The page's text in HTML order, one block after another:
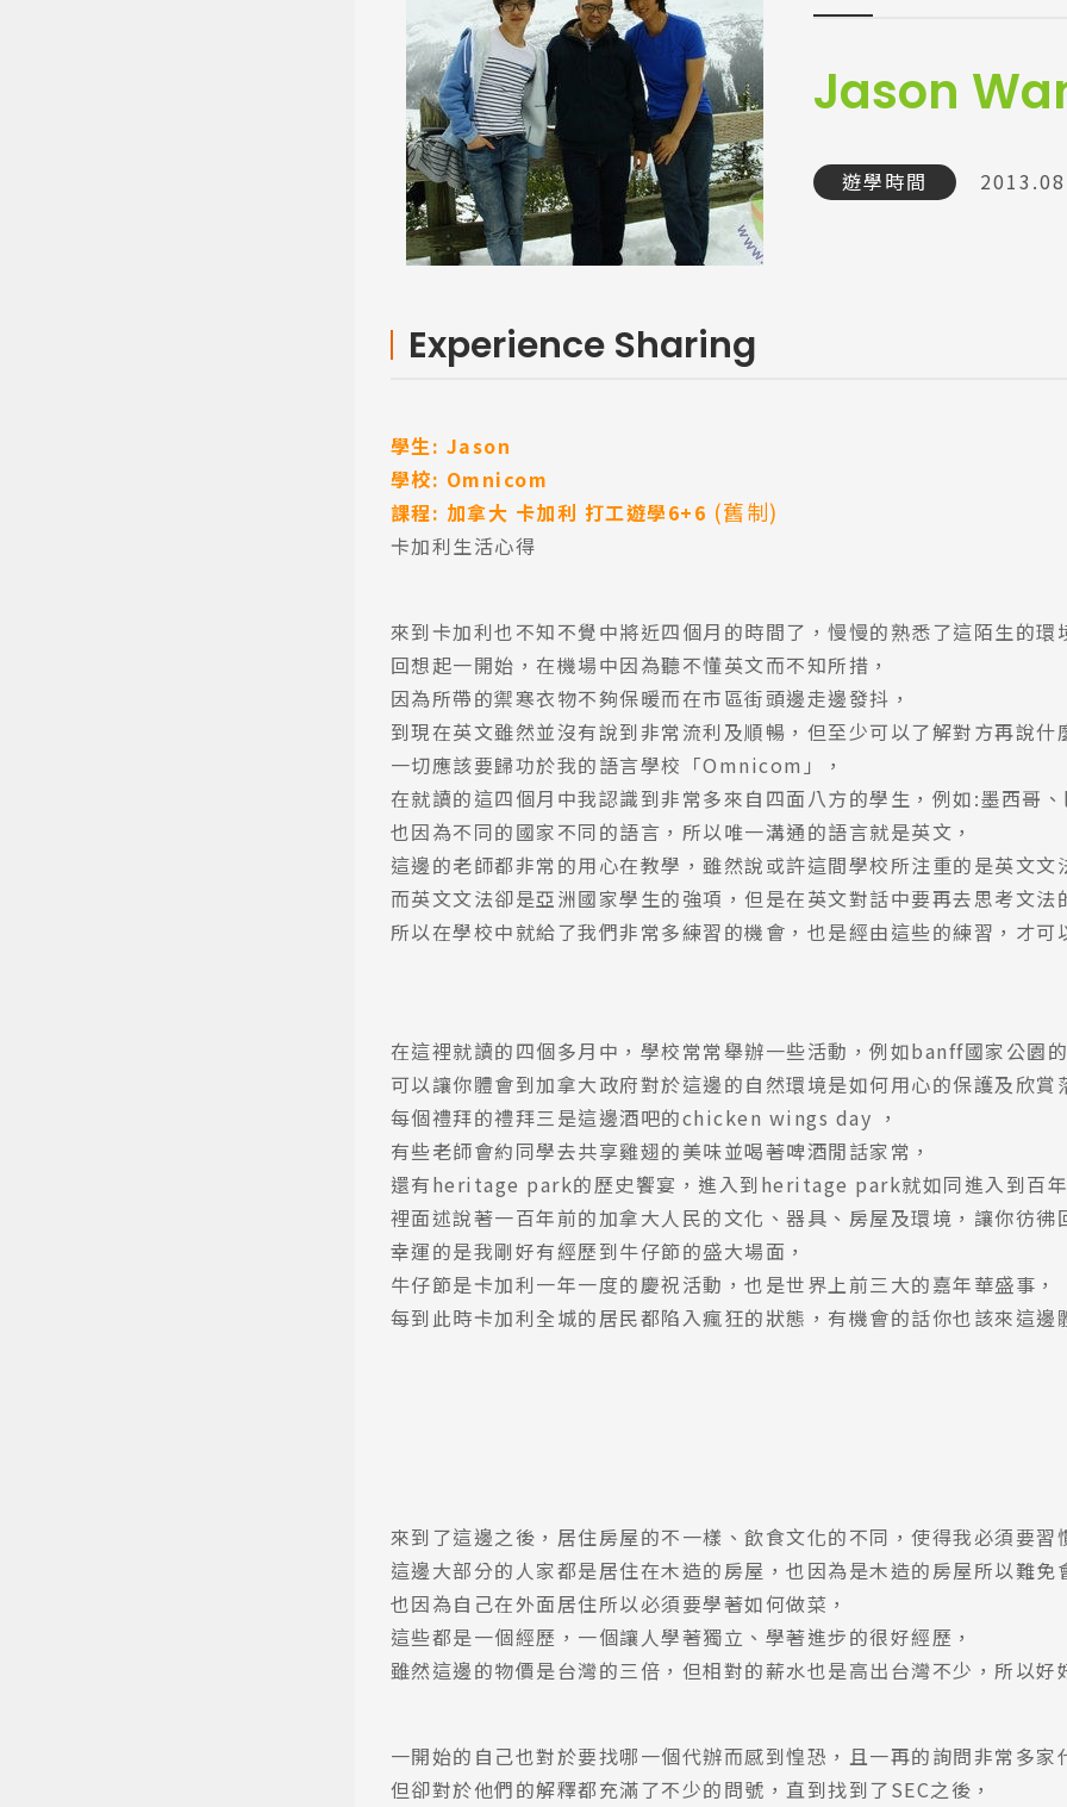
Jason
遊學時間 2013.08
Experience Sharing
學生: Jason
學校: Omnicom
課程: 加拿大 卡加利 打工遊學6+6 (舊制)
卡加利生活心得
來到卡加利也不知不覺中將近四個月的時間了，慢慢的熟悉了這陌生的環
回想起一開始，在機場中因為聽不懂英文而不知所措，
因為所帶的禦寒衣物不夠保暖而在市區街頭邊走邊發抖，
到現在英文雖然並沒有說到非常流利及順暢，但至少可以了解對方再說
一切應該要歸功於我的語言學校「Omnicom」，
在就讀的這四個月中我認識到非常多來自四面八方的學生，例如:墨西哥
也因為不同的國家不同的語言，所以唯一溝通的語言就是英文，
這邊的老師都非常的用心在教學，雖然說或許這間學校所注重的是英文文
而英文文法卻是亞洲國家學生的強項，但是在英文對話中要再去思考文
所以在學校中就給了我們非常多練習的機會，也是經由這些的練習，才
在這裡就讀的四個多月中，學校常常舉辦一些活動，例如banff國家公園
可以讓你體會到加拿大政府對於這邊的自然環境是如何用心的保護及欣
每個禮拜的禮拜三是這邊酒吧的chicken wings day ，
有些老師會約同學去共享雞翅的美味並喝著啤酒閒話家常，
還有heritage park的歷史饗宴，進入到heritage park就如同進入到百
裡面述說著一百年前的加拿大人民的文化、器具、房屋及環境，讓你彷
幸運的是我剛好有經歷到牛仔節的盛大場面，
牛仔節是卡加利一年一度的慶祝活動，也是世界上前三大的嘉年華盛事，
每到此時卡加利全城的居民都陷入瘋狂的狀態，有機會的話你也該來這
來到了這邊之後，居住房屋的不一樣、飲食文化的不同，使得我必須要習
這邊大部分的人家都是居住在木造的房屋，也因為是木造的房屋所以難
也因為自己在外面居住所以必須要學著如何做菜，
這些都是一個經歷，一個讓人學著獨立、學著進步的很好經歷，
雖然這邊的物價是台灣的三倍，但相對的薪水也是高出台灣不少，所以
一開始的自己也對於要找哪一個代辦而感到惶恐，且一再的詢問非常多家
但卻對於他們的解釋都充滿了不少的問號，直到找到了SEC之後，